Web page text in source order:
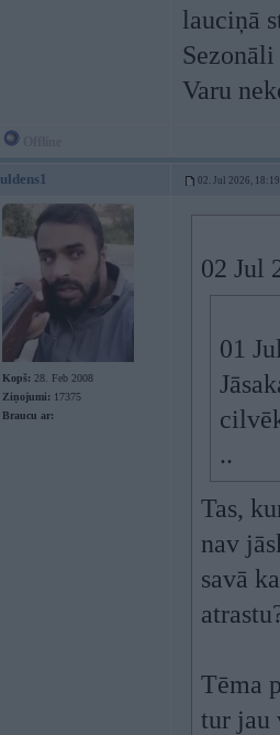
lauciņā
Varu
uldens1 02. Jul 2026, 18:19
Kopš: 28. Feb 2008
Ziņojumi: 17375
Braucu ar:
02 Jul
01
..
Tas,
nav
savā
Tēma
tur jau